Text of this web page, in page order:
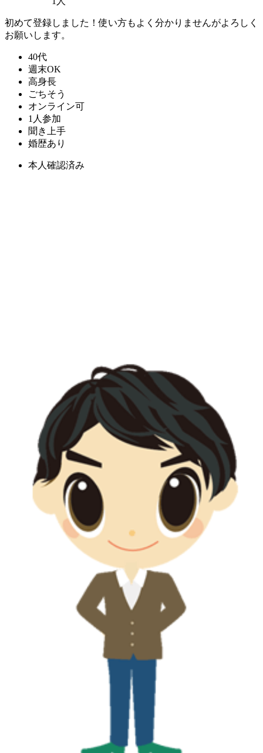
初めて登録しました！使い方もよく分かりませんがよろしく
お願いします。
40代
週末OK
高身長
ごちそう
オンライン可
1人参加
聞き上手
婚歴あり
本人確認済み